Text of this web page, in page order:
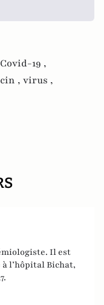
Covid-19 ,
, virus ,
Il est
l’hôpital Bichat,